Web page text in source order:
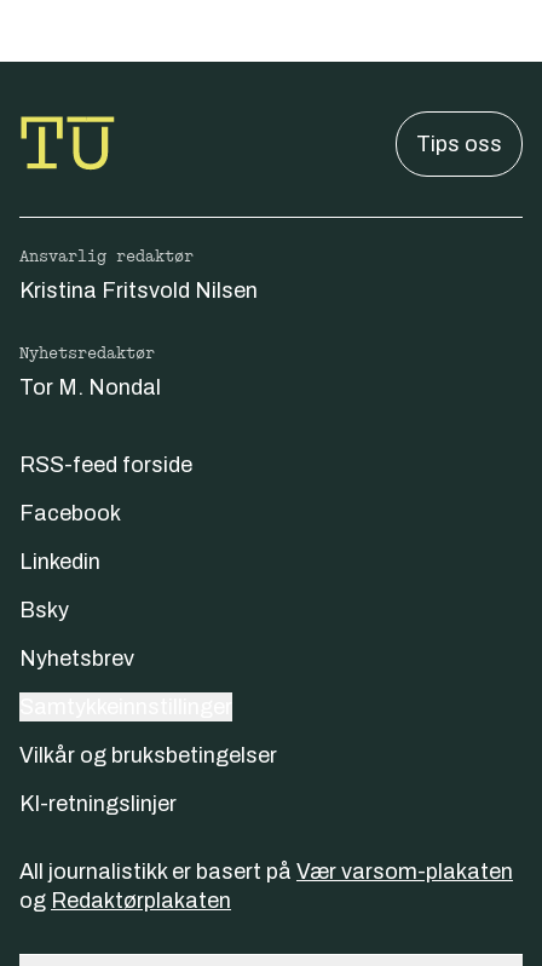
Tips oss
Ansvarlig redaktør
Kristina Fritsvold Nilsen
Nyhetsredaktør
Tor M. Nondal
RSS-feed forside
Facebook
Linkedin
Bsky
Nyhetsbrev
Vilkår og bruksbetingelser
KI-retningslinjer
All journalistikk er basert på Vær varsom-plakaten
og Redaktørplakaten